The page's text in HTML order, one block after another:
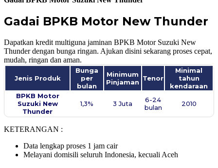
Gadai BPKB Motor New Thunder
Dapatkan kredit multiguna jaminan BPKB Motor Suzuki New
Thunder dengan bunga ringan. Ajukan disini sekarang proses cepat,
mudah, ringan dan aman.
Jenis Produk
Bunga
per
bulan
Minimum
Pinjaman Tenor
Minimal
tahun
kendaraan
BPKB Motor
Suzuki New
Thunder​
1,3% 3 Juta
6-24
bulan
2010
KETERANGAN :
Data lengkap proses 1 jam cair
Melayani domisili seluruh Indonesia, kecuali Aceh